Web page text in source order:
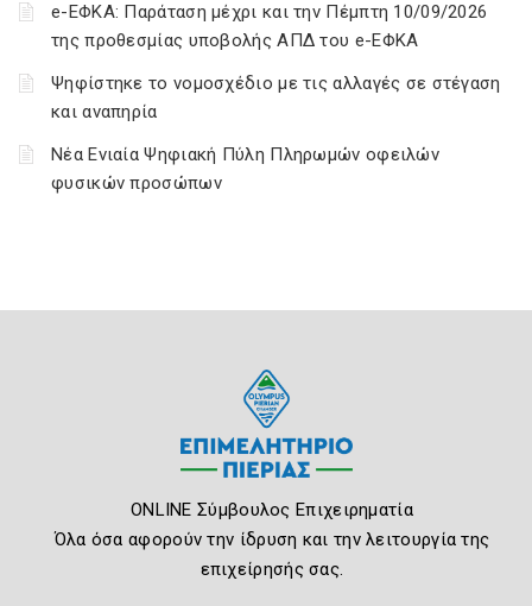
e-ΕΦΚΑ: Παράταση μέχρι και την Πέμπτη 10/09/2026
της προθεσμίας υποβολής ΑΠΔ του e-ΕΦΚΑ
Ψηφίστηκε το νομοσχέδιο με τις αλλαγές σε στέγαση
και αναπηρία
Νέα Ενιαία Ψηφιακή Πύλη Πληρωμών οφειλών
φυσικών προσώπων
ONLINE Σύμβουλος Επιχειρηματία
Όλα όσα αφορούν την ίδρυση και την λειτουργία της
επιχείρησής σας.